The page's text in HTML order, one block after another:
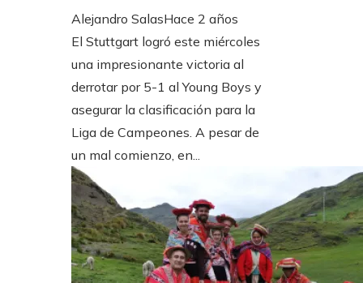
Alejandro SalasHace 2 años
El Stuttgart logró este miércoles
una impresionante victoria al
derrotar por 5-1 al Young Boys y
asegurar la clasificación para la
Liga de Campeones. A pesar de
un mal comienzo, en...